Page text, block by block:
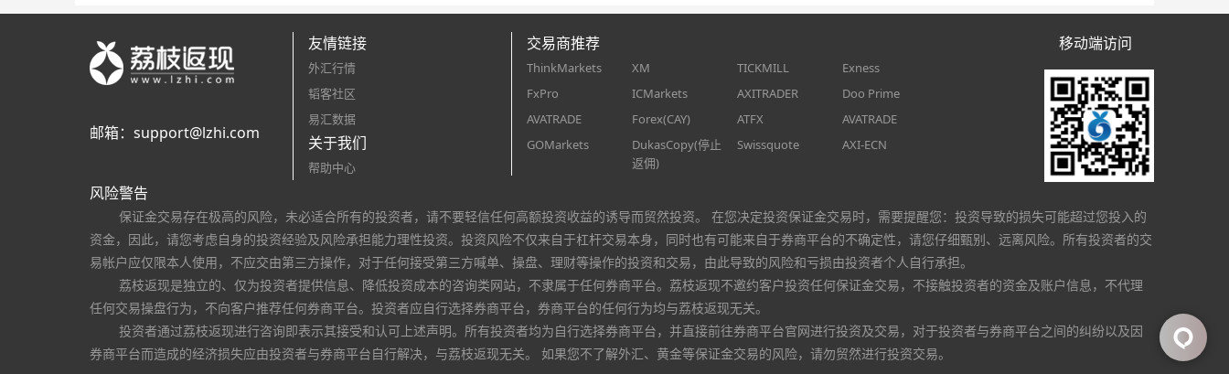
邮箱： support@lzhi.com
友情链接
外汇行情
韬客社区
易汇数据
关于我们
帮助中心
交易商推荐
ThinkMarkets XM TICKMILL
Exness
FxPro
ICMarkets AXITRADER
Doo Prime
AVATRADE
Forex(CAY) ATFX
AVATRADE
GOMarkets
DukasCopy(停止
返佣)
Swissquote AXI-ECN
移动端访问
风险警告
保证金交易存在极高的风险，未必适合所有的投资者，请不要轻信任何高额投资收益的诱导而贸然投资。 在您决定投资保证金交易时，需要提醒您：投资导致的损失可能超过您投入的
资金，因此，请您考虑自身的投资经验及风险承担能力理性投资。投资风险不仅来自于杠杆交易本身，同时也有可能来自于券商平台的不确定性，请您仔细甄别、远离风险。所有投资者的交
易帐户应仅限本人使用，不应交由第三方操作，对于任何接受第三方喊单、操盘、理财等操作的投资和交易，由此导致的风险和亏损由投资者个人自行承担。
荔枝返现是独立的、仅为投资者提供信息、降低投资成本的咨询类网站，不隶属于任何券商平台。荔枝返现不邀约客户投资任何保证金交易，不接触投资者的资金及账户信息，不代理
任何交易操盘行为，不向客户推荐任何券商平台。投资者应自行选择券商平台，券商平台的任何行为均与荔枝返现无关。
投资者通过荔枝返现进行咨询即表示其接受和认可上述声明。所有投资者均为自行选择券商平台，并直接前往券商平台官网进行投资及交易，对于投资者与券商平台之间的纠纷以及因
券商平台而造成的经济损失应由投资者与券商平台自行解决，与荔枝返现无关。 如果您不了解外汇、黄金等保证金交易的风险，请勿贸然进行投资交易。